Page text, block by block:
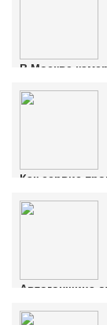
В Москве
Ознакомиться с
Как сервис
Ознакомиться с
Автогонщица